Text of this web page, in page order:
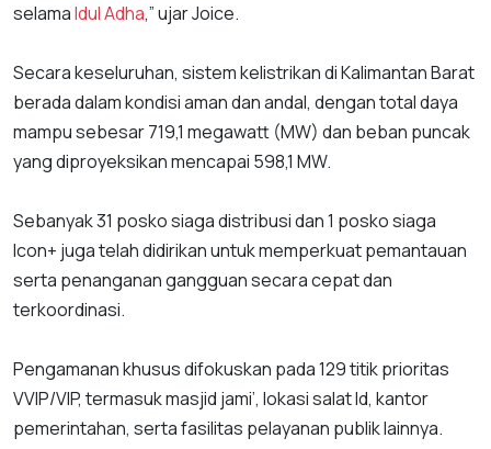
selamaIdul Adha,” ujar Joice.
Secara keseluruhan, sistem kelistrikan di Kalimantan Barat
berada dalam kondisi aman dan andal, dengan total daya
mampu sebesar 719,1 megawatt (MW) dan beban puncak
yang diproyeksikan mencapai 598,1 MW.
Sebanyak 31 posko siaga distribusi dan 1 posko siaga
Icon+ juga telah didirikan untuk memperkuat pemantauan
serta penanganan gangguan secara cepat dan
terkoordinasi.
Pengamanan khusus difokuskan pada 129 titik prioritas
VVIP/VIP, termasuk masjid jami’, lokasi salat Id, kantor
pemerintahan, serta fasilitas pelayanan publik lainnya.